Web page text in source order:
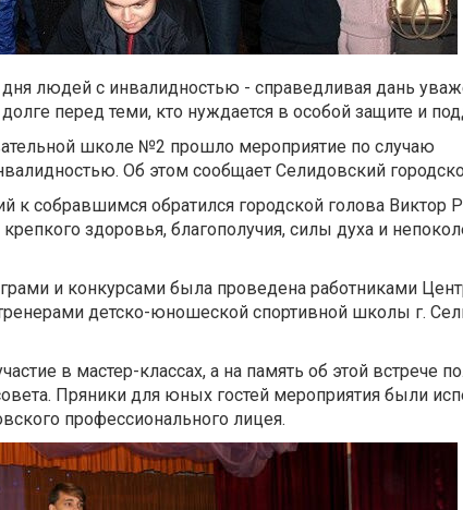
людей с инвалидностью - справедливая дань
перед теми, кто нуждается в особой защите и
школе №2 прошло мероприятие по случаю
Об этом сообщает Селидовский
к собравшимся обратился городской голова Виктор
здоровья, благополучия, силы духа и
и конкурсами была проведена работниками
детско-юношеской спортивной школы г.
в мастер-классах, а на память об этой встрече
Пряники для юных гостей мероприятия были
профессионального лицея.